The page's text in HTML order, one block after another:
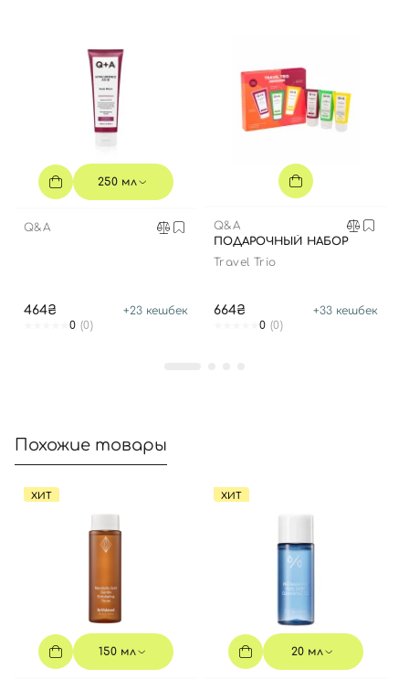
250 мл
Q&A
464₴ +23 кешбек
0 (0)
Q&A
ПОДАРОЧНЫЙ НАБОР
Travel Trio
664₴ +33 кешбек
0 (0)
Похожие товары
ХИТ
150 мл
ХИТ
20 мл
Вход Регистрация
Отправляя форму для авторизации/регистрации, вы
Пользовательские соглашения